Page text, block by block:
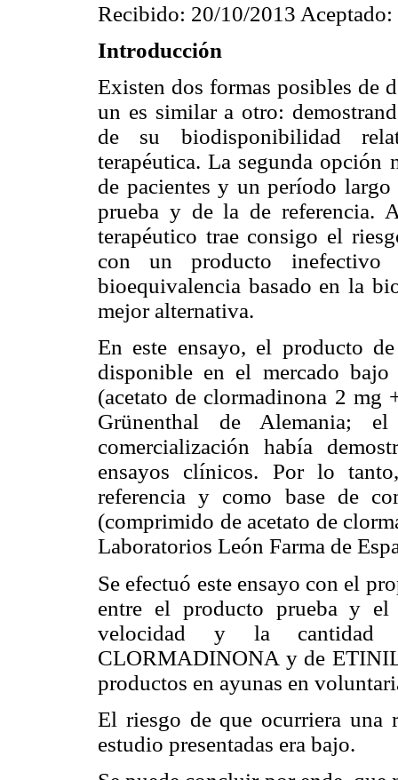
Recibido: 20/10/2013
Introducción
Existen dos formas posibles de
un es similar a otro:
de su biodisponibilidad
terapéutica. La segunda opción
de pacientes y un período
prueba y de la de referencia.
terapéutico trae consigo el
con un producto
bioequivalencia basado en la
mejor alternativa.
En este ensayo, el producto
disponible en el mercado
(acetato de clormadinona 2
Grünenthal de Alemania;
comercialización había
ensayos clínicos. Por lo
referencia y como base de
(comprimido de acetato de
Laboratorios León Farma de
Se efectuó este ensayo con el
entre el producto prueba y
velocidad y la cantidad
CLORMADINONA y de
productos en ayunas en
El riesgo de que ocurriera una
estudio presentadas era bajo.